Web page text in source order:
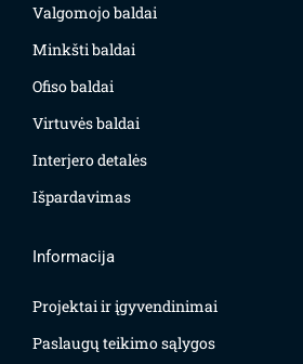
Valgomojo baldai
Minkšti baldai
Ofiso baldai
Virtuvės baldai
Interjero detalės
Išpardavimas
Informacija
Projektai ir įgyvendinimai
Paslaugų teikimo sąlygos